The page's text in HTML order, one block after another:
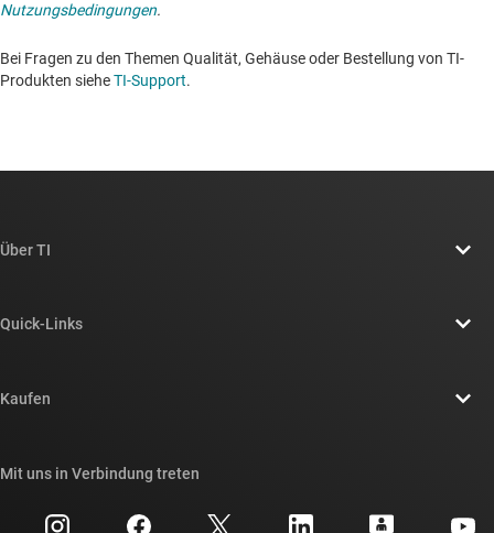
Nutzungsbedingungen.
Bei Fragen zu den Themen Qualität, Gehäuse oder Bestellung von TI-
Produkten sieheTI-Support. ​​​​​​​​​​​​​​
Über TI
Newsroom
Quick-Links
Querverweis-Suche
Kundensupportzentrum
Kaufen
Mit uns in Verbindung treten